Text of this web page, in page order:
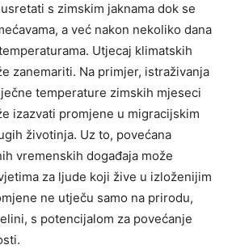
s zimskim jaknama dok se
a već nakon nekoliko dana
Utjecaj klimatskih
zanemariti. Na primjer, istraživanja
temperature zimskih mjeseci
izazvati promjene u migracijskim
životinja. Uz to, povećana
vremenskih događaja može
za ljude koji žive u izloženijim
ne utječu samo na prirodu,
s potencijalom za povećanje